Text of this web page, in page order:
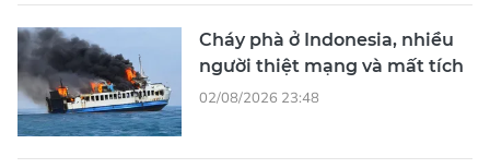
Cháy phà ở Indonesia, nhiều
người thiệt mạng và mất tích
02/08/2026 23:48